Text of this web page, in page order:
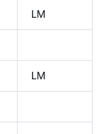
LM
LM